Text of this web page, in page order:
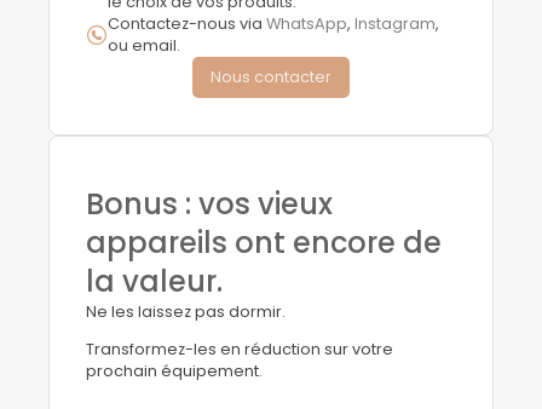
Contactez-nous viaWhatsApp,Instagram,
ou email.
Nous contacter
Bonus : vos vieux
appareils ont encore de
la valeur.
Ne les laissez pas dormir.
Transformez-les en réduction sur votre
prochain équipement.